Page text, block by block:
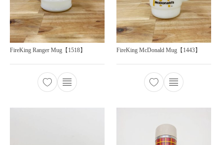
FireKing Ranger Mug【1518】 FireKing McDonald Mug【1443】